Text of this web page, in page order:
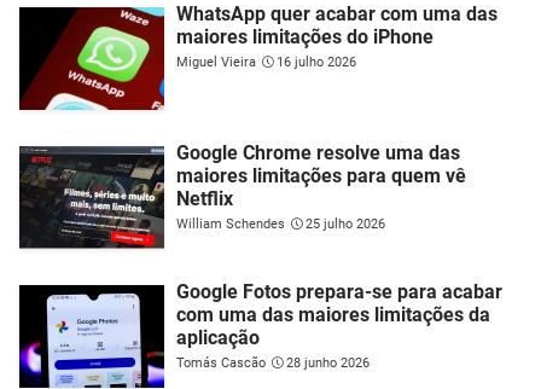
WhatsApp quer acabar com uma das
maiores limitações do iPhone
Miguel Vieira 16 julho 2026
Google Chrome resolve uma das
maiores limitações para quem vê
Netflix
William Schendes 25 julho 2026
Google Fotos prepara-se para acabar
com uma das maiores limitações da
aplicação
Tomás Cascão 28 junho 2026